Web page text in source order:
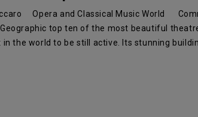
Opera and Classical Music World
top ten of the most beautiful
the world to be still active. Its stunning